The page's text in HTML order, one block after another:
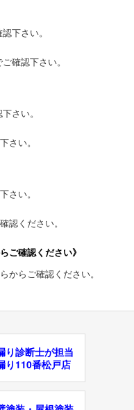
下さい。
確認下さい。
さい。
さい。
さい。
認ください。
ご確認ください》
からご確認ください。
り診断士が担当
り110番松戸店